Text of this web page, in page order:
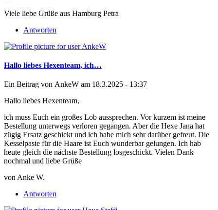
Viele liebe Grüße aus Hamburg Petra
Antworten
Hallo liebes Hexenteam, ich…
Ein Beitrag von AnkeW am 18.3.2025 - 13:37
Hallo liebes Hexenteam,
ich muss Euch ein großes Lob aussprechen. Vor kurzem ist meine
Bestellung unterwegs verloren gegangen. Aber die Hexe Jana hat
zügig Ersatz geschickt und ich habe mich sehr darüber gefreut. Die
Kesselpaste für die Haare ist Euch wunderbar gelungen. Ich hab
heute gleich die nächste Bestellung losgeschickt. Vielen Dank
nochmal und liebe Grüße
von Anke W.
Antworten